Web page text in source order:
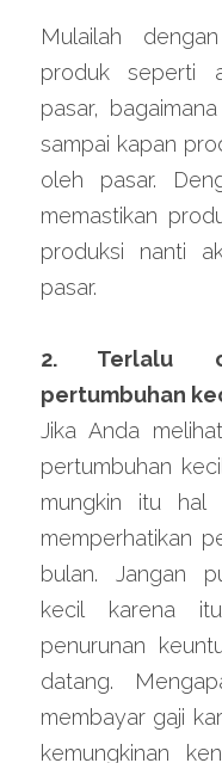
Mulailah
produk seperti
pasar,
sampai kapan
oleh pasar.
memastikan
produksi nanti
pasar.
2. Terlalu
pertumbuhan
Jika Anda
pertumbuhan
mungkin itu hal
memperhatikan
bulan. Jangan
kecil karena
penurunan
datang.
membayar gaji
kemungkinan